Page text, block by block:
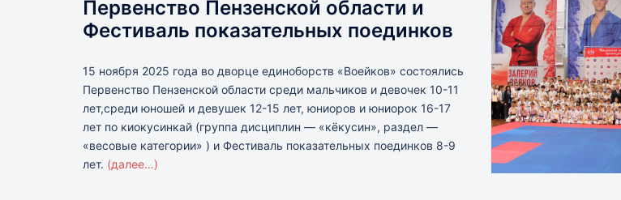
Первенство Пензенской области и
Фестиваль показательных поединков
15 ноября 2025 года во дворце единоборств «Воейков» состоялись
Первенство Пензенской области среди мальчиков и девочек 10-11
лет,среди юношей и девушек 12-15 лет, юниоров и юниорок 16-17
лет по киокусинкай (группа дисциплин — «кёкусин», раздел —
«весовые категории» ) и Фестиваль показательных поединков 8-9
лет. (далее…)